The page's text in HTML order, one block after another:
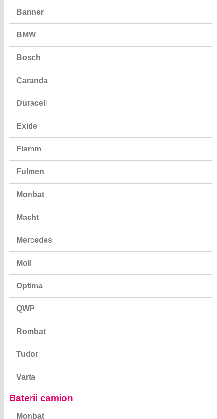
Banner
BMW
Bosch
Caranda
Duracell
Exide
Fiamm
Fulmen
Monbat
Macht
Mercedes
Moll
Optima
QWP
Rombat
Tudor
Varta
Baterii camion
Monbat